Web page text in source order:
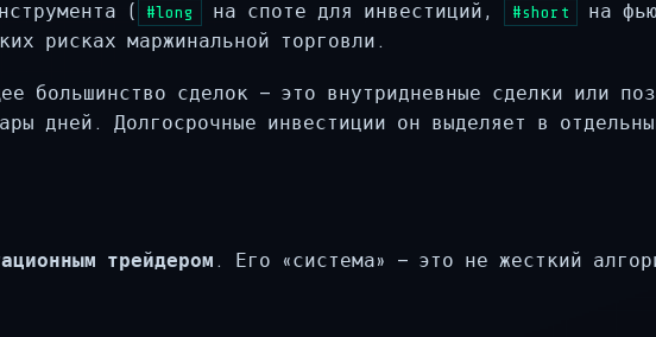
( #long на споте для инвестиций, #short
на
рисках маржинальной торговли.
большинство сделок — это внутридневные сделки или
дней. Долгосрочные инвестиции он выделяет в
трейдером . Его «система» — это не жесткий